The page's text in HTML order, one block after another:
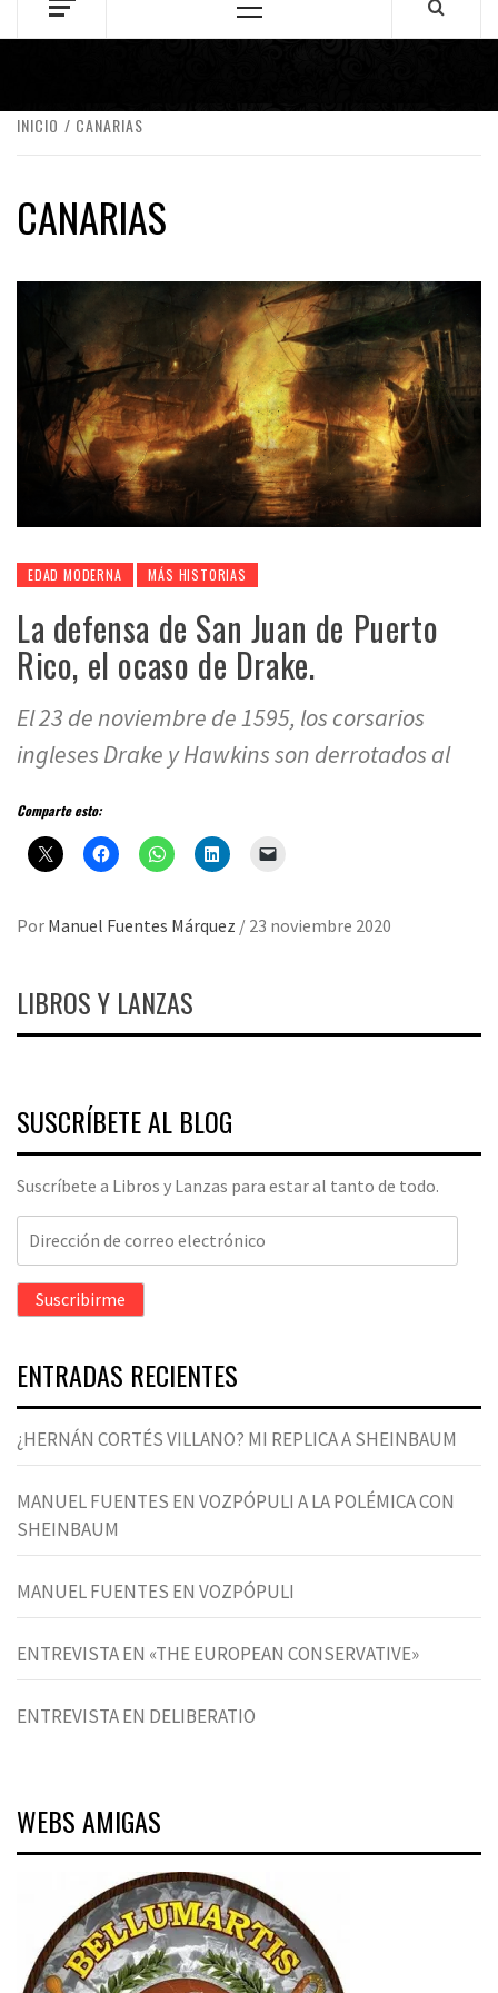
Menú
INICIO CANARIAS
CANARIAS
EDAD MODERNA MÁS HISTORIAS
La defensa de San Juan de Puerto
Rico, el ocaso de Drake.
El 23 de noviembre de 1595, los corsarios
ingleses Drake y Hawkins son derrotados al
Comparte esto:
Por Manuel Fuentes Márquez / 23 noviembre 2020
LIBROS Y LANZAS
SUSCRÍBETE AL BLOG
Suscríbete a Libros y Lanzas para estar al tanto de todo.
Dirección
de
correo
electrónico
Suscribirme
ENTRADAS RECIENTES
¿HERNÁN CORTÉS VILLANO? MI REPLICA A SHEINBAUM
MANUEL FUENTES EN VOZPÓPULI A LA POLÉMICA CON
SHEINBAUM
MANUEL FUENTES EN VOZPÓPULI
ENTREVISTA EN «THE EUROPEAN CONSERVATIVE»
ENTREVISTA EN DELIBERATIO
WEBS AMIGAS